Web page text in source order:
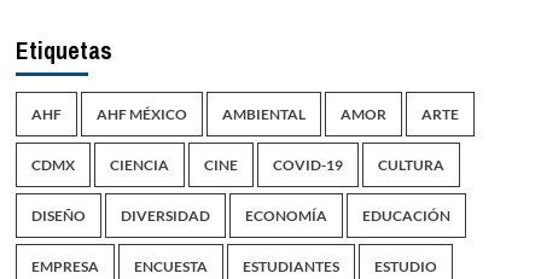
Etiquetas
AHF AHF MÉXICO AMBIENTAL AMOR ARTE
CDMX CIENCIA CINE COVID-19 CULTURA
DISEÑO DIVERSIDAD ECONOMÍA EDUCACIÓN
EMPRESA ENCUESTA ESTUDIANTES ESTUDIO